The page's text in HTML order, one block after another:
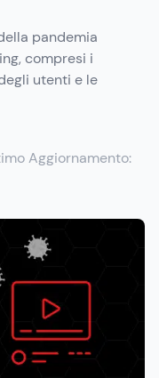
pandemia
compresi i
utenti e le
Aggiornamento: